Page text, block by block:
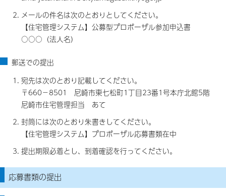
メールの件名は次のとおりとしてください。
【住宅管理システム】公募型プロポーザル参加申込書
○○○（法人名）
郵送での提出
宛先は次のとおり記載してください。
〒660－8501 尼崎市東七松町1丁目23番1号本庁北館5階
尼崎市住宅管理担当 あて
封筒には次のとおり朱書きしてください。
【住宅管理システム】プロポーザル応募書類在中
提出期限必着とし、到着確認を行ってください。
応募書類の提出